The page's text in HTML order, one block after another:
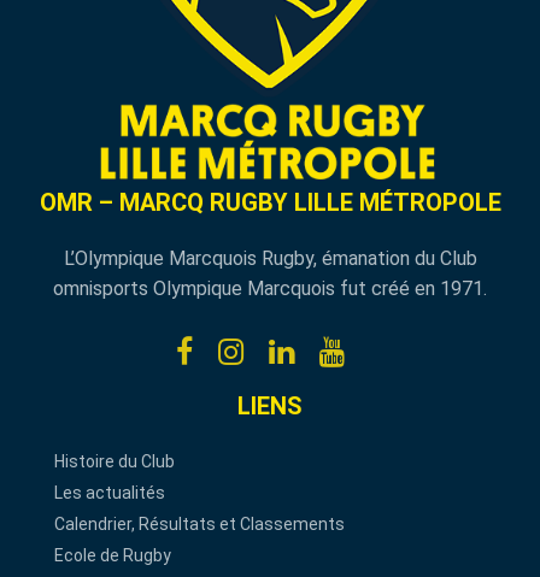
OMR – MARCQ RUGBY LILLE MÉTROPOLE
L’Olympique Marcquois Rugby, émanation du Club
omnisports Olympique Marcquois fut créé en 1971.
LIENS
Histoire du Club
Les actualités
Calendrier, Résultats et Classements
Ecole de Rugby